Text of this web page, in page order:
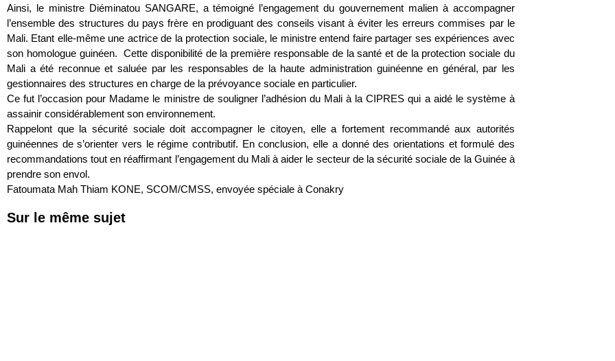
Ainsi, le ministre Diéminatou SANGARE, a témoigné l’engagement du gouvernement malien à accompagner
l’ensemble des structures du pays frère en prodiguant des conseils visant à éviter les erreurs commises par le
Mali. Etant elle-même une actrice de la protection sociale, le ministre entend faire partager ses expériences avec
son homologue guinéen. Cette disponibilité de la première responsable de la santé et de la protection sociale du
Mali a été reconnue et saluée par les responsables de la haute administration guinéenne en général, par les
gestionnaires des structures en charge de la prévoyance sociale en particulier.
Ce fut l’occasion pour Madame le ministre de souligner l’adhésion du Mali à la CIPRES qui a aidé le système à
assainir considérablement son environnement.
Rappelont que la sécurité sociale doit accompagner le citoyen, elle a fortement recommandé aux autorités
guinéennes de s’orienter vers le régime contributif. En conclusion, elle a donné des orientations et formulé des
recommandations tout en réaffirmant l’engagement du Mali à aider le secteur de la sécurité sociale de la Guinée à
prendre son envol.
Fatoumata Mah Thiam KONE, SCOM/CMSS, envoyée spéciale à Conakry
Sur le même sujet